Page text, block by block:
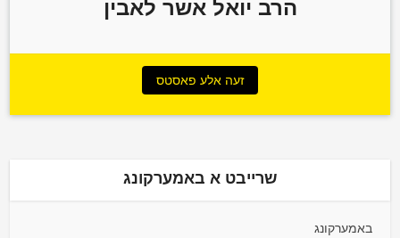
הרב יואל אשר לאבין
זעה אלע פאסטס
שרייבט א באמערקונג
באמערקונג